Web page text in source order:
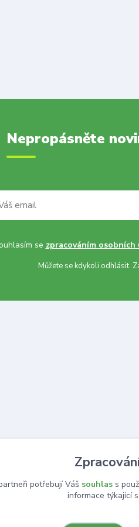
Nepropásněte
se zpracováním osobních
Můžete se kdykoli odhlásit.
potřebují Váš souhlass
informace týkající